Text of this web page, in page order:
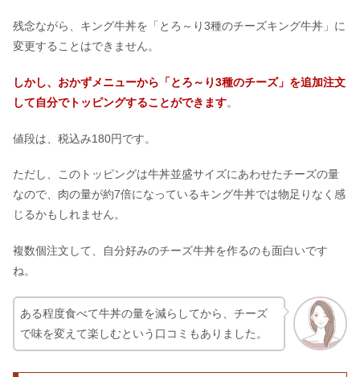
残念ながら、キング牛丼を「とろ～り3種のチーズキング牛丼」に
変更することはできません。
しかし、おかずメニューから「とろ～り3種のチーズ」を追加注文
して自分でトッピングすることができます。
値段は、税込み180円です。
ただし、このトッピングは牛丼並盛サイズにあわせたチーズの量
なので、肉の量が約7倍になっているキング牛丼では物足りなく感
じるかもしれません。
複数個注文して、自分好みのチーズ牛丼を作るのも面白いです
ね。
ある程度食べて牛丼の量を減らしてから、チーズ
で味を変えて楽しむという口コミもありました。